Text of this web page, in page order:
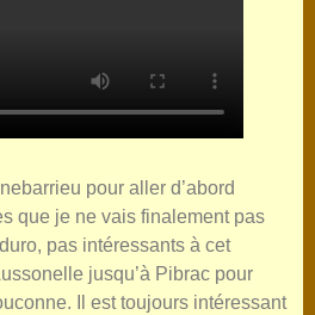
pour aller d’abord
que je ne vais finalement pas
pas intéressants à cet
jusqu’à Pibrac pour
Il est toujours intéressant